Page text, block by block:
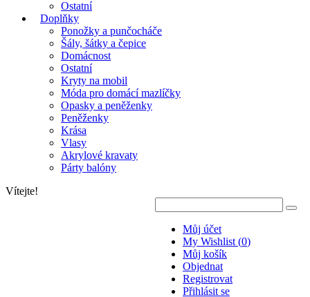
Ostatní
Doplňky
Ponožky a punčocháče
Šály, šátky a čepice
Domácnost
Ostatní
Kryty na mobil
Móda pro domácí mazlíčky
Opasky a peněženky
Peněženky
Krása
Vlasy
Akrylové kravaty
Párty balóny
Vítejte!
Můj účet
My Wishlist (0)
Můj košík
Objednat
Registrovat
Přihlásit se